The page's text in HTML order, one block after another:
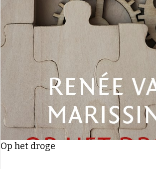
Op het droge